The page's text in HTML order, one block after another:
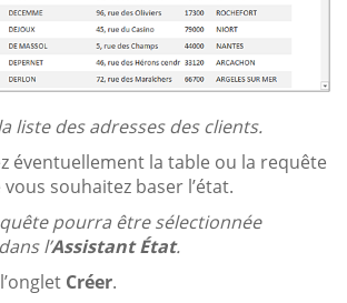
liste des adresses des clients.
éventuellement la table ou la requête
souhaitez baser l’état.
pourra être sélectionnée
l’Assistant État.
Créer.